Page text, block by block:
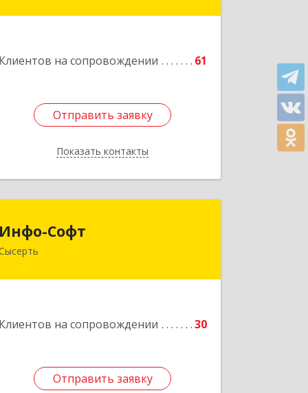
Клиентов на сопровождении 61
Отправить заявку
Показать контакты
Отправить заявку
Назад
Инфо-Софт
Клиентов на сопровождении 30
Отправить заявку
624021, Свердловская обл, Сысерть г,
Отправить заявку